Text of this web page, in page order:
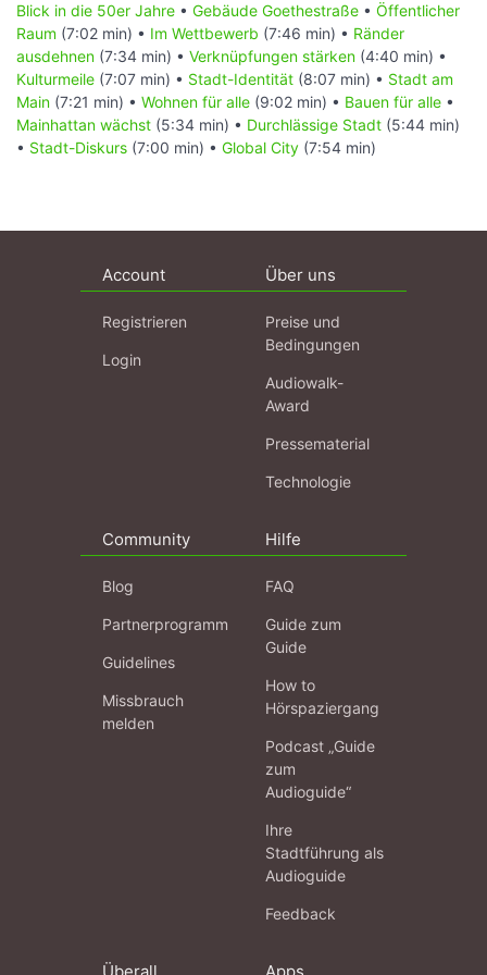
Blick in die 50er Jahre • Gebäude Goethestraße • Öffentlicher
Raum (7:02 min) • Im Wettbewerb (7:46 min) • Ränder
ausdehnen (7:34 min) • Verknüpfungen stärken (4:40 min) •
Kulturmeile (7:07 min) • Stadt-Identität (8:07 min) • Stadt am
Main (7:21 min) • Wohnen für alle (9:02 min) • Bauen für alle •
Mainhattan wächst (5:34 min) • Durchlässige Stadt (5:44 min)
• Stadt-Diskurs (7:00 min) • Global City (7:54 min)
Account
Registrieren
Login
Über uns
Preise und
Bedingungen
Audiowalk-
Award
Pressematerial
Technologie
Community
Blog
Partnerprogramm
Guidelines
Missbrauch
melden
Hilfe
FAQ
Guide zum
Guide
How to
Hörspaziergang
Podcast „Guide
zum
Audioguide“
Ihre
Stadtführung als
Audioguide
Feedback